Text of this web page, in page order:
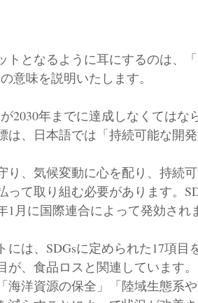
トとなるように耳にするのは、「
意味を説明いたします。
2030年までに達成しなくては
は、日本語では「持続可能な開
り、気候変動に心を配り、持続
って取り組む必要があります。
1月に国際連合によって発効され
には、SDGsに定められた17項目
が、食品ロスと関連しています。
海洋資源の保全」「陸域生態系